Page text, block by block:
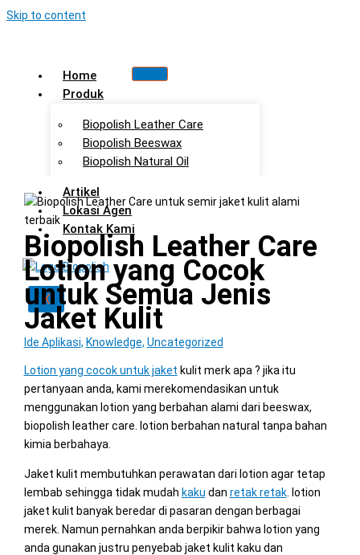
Skip to content
Home
Produk
Biopolish Leather Care
Biopolish Beeswax
Biopolish Natural Oil
Artikel
Lokasi Agen
Kontak Kami
X
Biopolish Leather Care
Lotion yang Cocok
untuk Semua Jenis
Jaket Kulit
Ide Aplikasi, Knowledge, Uncategorized
Lotion yang cocok untuk jaket kulit merk apa ? jika itu
pertanyaan anda, kami merekomendasikan untuk
menggunakan lotion yang berbahan alami dari beeswax,
biopolish leather care. lotion berbahan natural tanpa bahan
kimia berbahaya.
Jaket kulit membutuhkan perawatan dari lotion agar tetap
lembab sehingga tidak mudah kaku dan retak retak. lotion
jaket kulit banyak beredar di pasaran dengan berbagai
merek. Namun pernahkan anda berpikir bahwa lotion yang
anda gunakan justru penyebab jaket kulit kaku dan